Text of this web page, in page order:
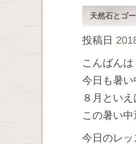
天然石とゴ
投稿日
こんばんは
今日も暑
８月とい
この暑い
今日のレ